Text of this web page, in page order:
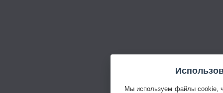
Мы используем файлы cookie,